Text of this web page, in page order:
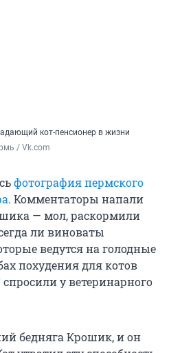
кот-пенсионер в жизни
/ Vk.com
фотография пермского
. Комментаторы напали
— мол, раскормили
ли виноваты
ведутся на голодные
похудения для котов
спросили у ветеринарного
бедняга Крошик, и он